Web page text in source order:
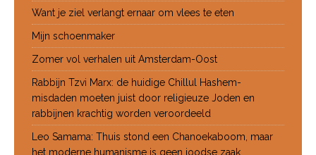
Want je ziel verlangt ernaar om vlees te eten
Mijn schoenmaker
Zomer vol verhalen uit Amsterdam-Oost
Rabbijn Tzvi Marx: de huidige Chillul Hashem-
misdaden moeten juist door religieuze Joden en
rabbijnen krachtig worden veroordeeld
Leo Samama: Thuis stond een Chanoekaboom, maar
het moderne humanisme is geen joodse zaak